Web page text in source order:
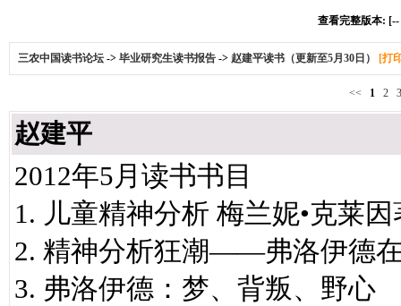
查看完整版本: [--
三农中国读书论坛 -> 毕业研究生读书报告 -> 赵建平读书（更新至5月30日） [打
<< 1 2
赵建平
2012年5月读书书目
1. 儿童精神分析 梅兰妮•克莱
2. 精神分析狂潮——弗洛伊德
3. 弗洛伊德：梦、背叛、野心